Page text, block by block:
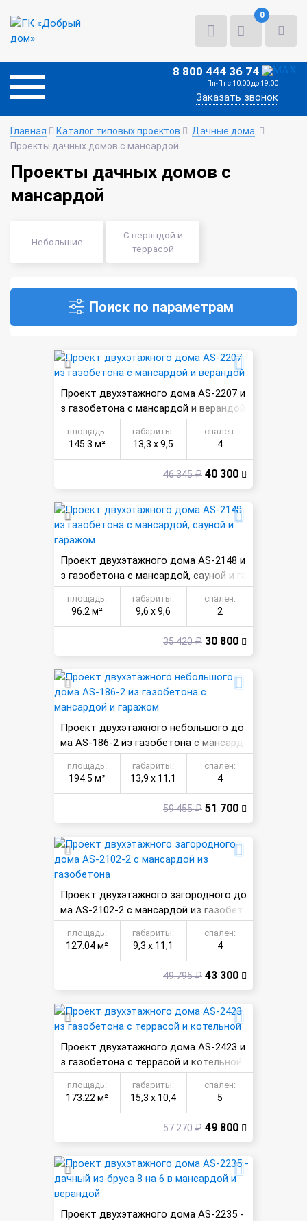
0
8 800 444 36 74
Пн-Пт с 10:00 до 19:00
Заказать звонок
Главная Каталог типовых проектов
Дачные дома
Проекты дачных домов с мансардой
Проекты дачных домов с
мансардой
Небольшие
С верандой и
террасой
Поиск по параметрам
Проект двухэтажного дома AS-2207 и
з газобетона с мансардой и верандой
площадь:
145.3 м²
габариты:
13,3 х 9,5
спален:
4
46 345 ₽ 40 300
Проект двухэтажного дома AS-2148 и
з газобетона с мансардой, сауной и га
ражом
площадь:
96.2 м²
габариты:
9,6 х 9,6
спален:
2
35 420 ₽ 30 800
Проект двухэтажного небольшого до
ма AS-186-2 из газобетона с мансард
ой и гаражом
площадь:
194.5 м²
габариты:
13,9 х 11,1
спален:
4
59 455 ₽ 51 700
Проект двухэтажного загородного до
ма AS-2102-2 с мансардой из газобет
она
площадь:
127.04 м²
габариты:
9,3 х 11,1
спален:
4
49 795 ₽ 43 300
Проект двухэтажного дома AS-2423 и
з газобетона с террасой и котельной
площадь:
173.22 м²
габариты:
15,3 х 10,4
спален:
5
57 270 ₽ 49 800
Проект двухэтажного дома AS-2235 -